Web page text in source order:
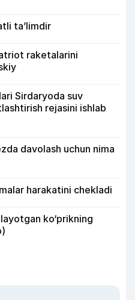
ta’limdir
raketalarini
Sirdaryoda suv
rejasini ishlab
davolash uchun nima
harakatini chekladi
ko‘prikning